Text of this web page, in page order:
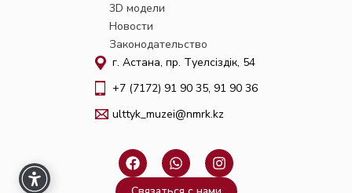
3D модели
Новости
Законодательство
г. Астана, пр. Тәуелсіздік, 54
+7 (7172) 91 90 35, 91 90 36
ulttyk_muzei@nmrk.kz
F
a
c
W
h
a
I
n
s